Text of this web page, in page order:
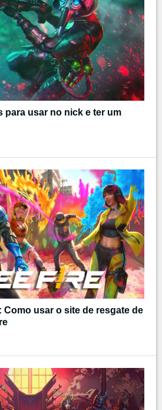
para usar no nick e ter um
Como usar o site de resgate de